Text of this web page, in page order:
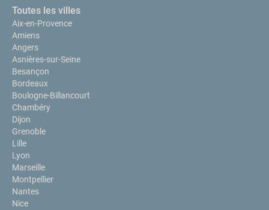
Toutes les villes
Aix-en-Provence
Amiens
Angers
Asnières-sur-Seine
Besançon
Bordeaux
Boulogne-Billancourt
Chambéry
Dijon
Grenoble
Lille
Lyon
Marseille
Montpellier
Nantes
Nice